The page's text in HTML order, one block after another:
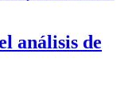
análisis de